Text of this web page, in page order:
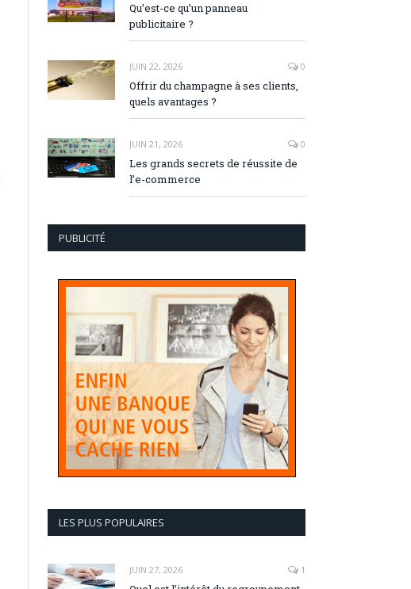
Qu’est-ce qu’un panneau
publicitaire ?
JUIN 22, 2026 0
Offrir du champagne à ses clients,
quels avantages ?
JUIN 21, 2026 0
Les grands secrets de réussite de
l’e-commerce
PUBLICITÉ
LES PLUS POPULAIRES
JUIN 27, 2026 1